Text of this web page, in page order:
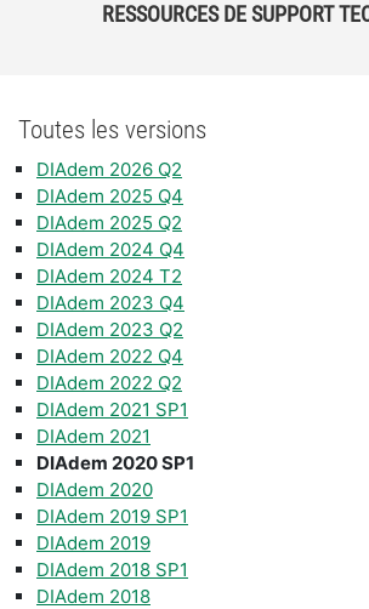
RESSOURCES DE SUPPORT
Toutes les versions
DIAdem 2026 Q2
DIAdem 2025 Q4
DIAdem 2025 Q2
DIAdem 2024 Q4
DIAdem 2024 T2
DIAdem 2023 Q4
DIAdem 2023 Q2
DIAdem 2022 Q4
DIAdem 2022 Q2
DIAdem 2021 SP1
DIAdem 2021
DIAdem 2020 SP1
DIAdem 2020
DIAdem 2019 SP1
DIAdem 2019
DIAdem 2018 SP1
DIAdem 2018